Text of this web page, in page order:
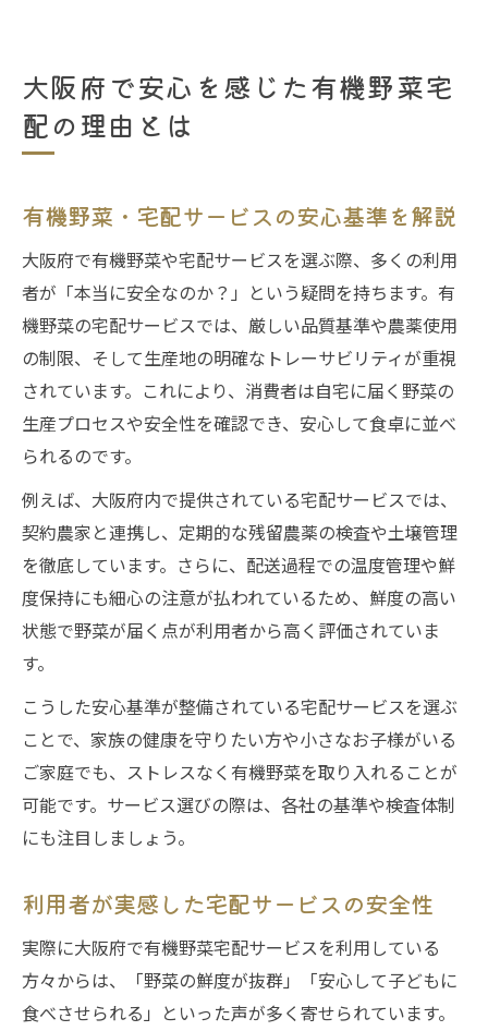
大阪府で安心を感じた有機野菜宅
配の理由とは
有機野菜・宅配サービスの安心基準を解説
大阪府で有機野菜や宅配サービスを選ぶ際、多くの利用
者が「本当に安全なのか？」という疑問を持ちます。有
機野菜の宅配サービスでは、厳しい品質基準や農薬使用
の制限、そして生産地の明確なトレーサビリティが重視
されています。これにより、消費者は自宅に届く野菜の
生産プロセスや安全性を確認でき、安心して食卓に並べ
られるのです。
例えば、大阪府内で提供されている宅配サービスでは、
契約農家と連携し、定期的な残留農薬の検査や土壌管理
を徹底しています。さらに、配送過程での温度管理や鮮
度保持にも細心の注意が払われているため、鮮度の高い
状態で野菜が届く点が利用者から高く評価されていま
す。
こうした安心基準が整備されている宅配サービスを選ぶ
ことで、家族の健康を守りたい方や小さなお子様がいる
ご家庭でも、ストレスなく有機野菜を取り入れることが
可能です。サービス選びの際は、各社の基準や検査体制
にも注目しましょう。
利用者が実感した宅配サービスの安全性
実際に大阪府で有機野菜宅配サービスを利用している
方々からは、「野菜の鮮度が抜群」「安心して子どもに
食べさせられる」といった声が多く寄せられています。